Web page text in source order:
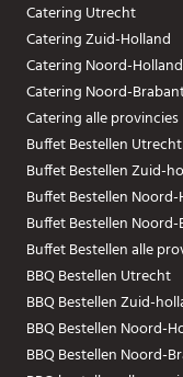
Catering Utrecht
Catering Zuid-Holland
Catering Noord-Holland
Catering Noord-
Catering alle provincies
Buffet Bestellen Utrecht
Buffet Bestellen Zuid-
Buffet Bestellen
Buffet Bestellen
Buffet Bestellen alle
BBQ Bestellen Utrecht
BBQ Bestellen Zuid-
BBQ Bestellen Noord-
BBQ Bestellen Noord-